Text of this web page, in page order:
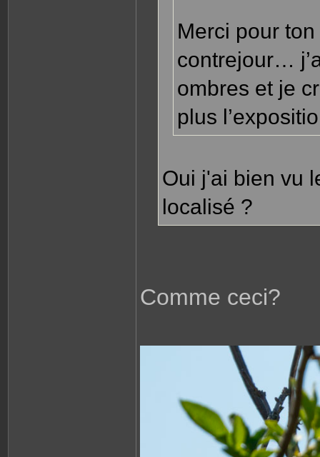
Merci pour
contrejour…
ombres et je
plus
Oui j'ai bien vu
localisé ?
Comme ceci?